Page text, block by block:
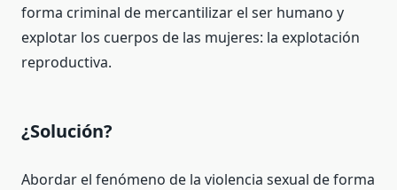
forma criminal de mercantilizar el ser humano y
explotar los cuerpos de las mujeres: la explotación
reproductiva.
¿Solución?
Abordar el fenómeno de la violencia sexual de forma